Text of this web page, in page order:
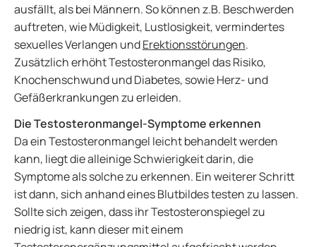
ausfällt, als bei Männern. So können z.B. Beschwerden
auftreten, wie Müdigkeit, Lustlosigkeit, vermindertes
sexuelles Verlangen undErektionsstörungen.
Zusätzlich erhöht Testosteronmangel das Risiko,
Knochenschwund und Diabetes, sowie Herz- und
Gefäßerkrankungen zu erleiden.
Die Testosteronmangel-Symptome erkennen
Da ein Testosteronmangel leicht behandelt werden
kann, liegt die alleinige Schwierigkeit darin, die
Symptome als solche zu erkennen. Ein weiterer Schritt
ist dann, sich anhand eines Blutbildes testen zu lassen.
Sollte sich zeigen, dass ihr Testosteronspiegel zu
niedrig ist, kann dieser mit einem